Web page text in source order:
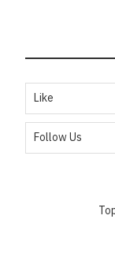
Like
Follow Us